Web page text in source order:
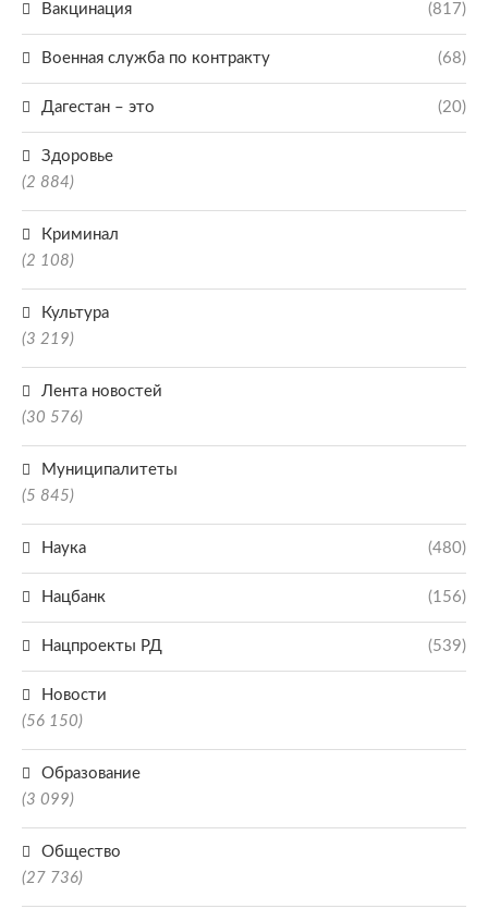
Вакцинация (817)
Военная служба по контракту (68)
Дагестан – это (20)
Здоровье
(2 884)
Криминал
(2 108)
Культура
(3 219)
Лента новостей
(30 576)
Муниципалитеты
(5 845)
Наука (480)
Нацбанк (156)
Нацпроекты РД (539)
Новости
(56 150)
Образование
(3 099)
Общество
(27 736)